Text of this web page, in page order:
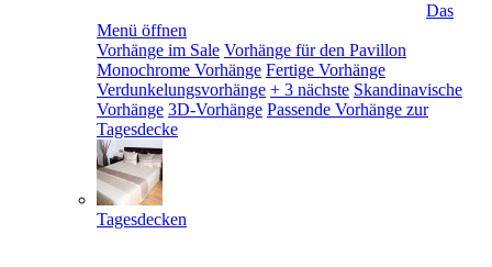
Das
Menü öffnen
Vorhänge im Sale Vorhänge für den Pavillon
Monochrome Vorhänge Fertige Vorhänge
Verdunkelungsvorhänge + 3 nächste Skandinavische
Vorhänge 3D-Vorhänge Passende Vorhänge zur
Tagesdecke
Tagesdecken